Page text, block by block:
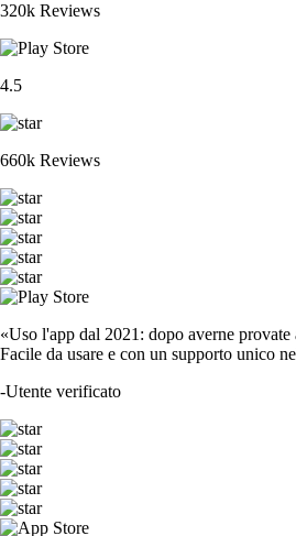
320k Reviews
4.5
660k Reviews
«Uso l'app dal 2021: dopo averne
Facile da usare e con un supporto unico
-Utente verificato